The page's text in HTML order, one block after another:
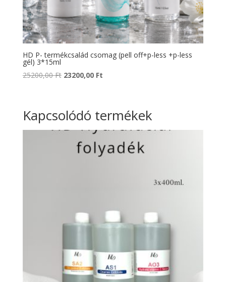
HD P- termékcsalád csomag (pell off+p-less +p-less
gél) 3*15ml
25200,00Ft Original
25200,00 Ft.
23200,00 FtCurrent
23200,00 Ft.
Kapcsolódó termékek